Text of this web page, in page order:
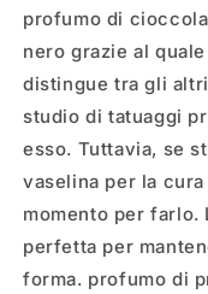
profumo di
nero grazie al
distingue tra gli
studio di tatuaggi
esso. Tuttavia, se
vaselina per la
momento per farlo.
perfetta per
forma. profumo di